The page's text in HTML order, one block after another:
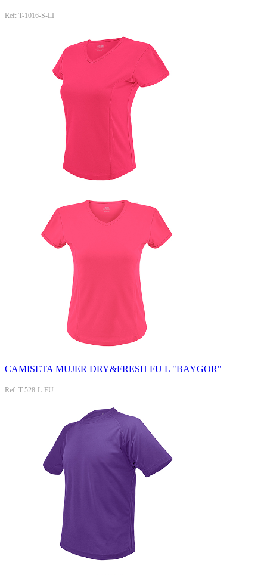
Ref: T-1016-S-LI
CAMISETA MUJER DRY&FRESH FU L "BAYGOR"
Ref: T-528-L-FU